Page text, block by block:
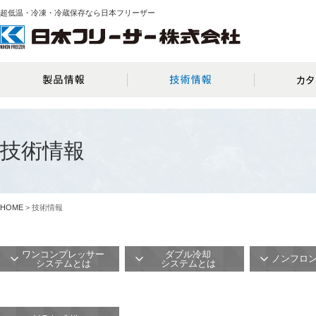
超低温・冷凍・冷蔵保存なら日本フリーザー
技術情報
HOME > 技術情報
ワンコンプレッサー
システムとは
ダブル冷却
システムとは
ノンフロ